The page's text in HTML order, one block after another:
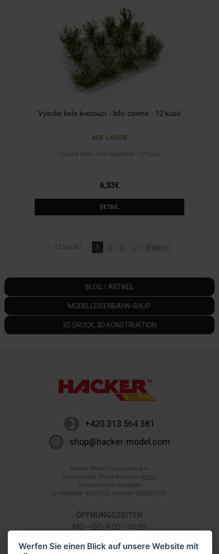
Vysoké keře kvetoucí - bílo-zelená - 12 kusů
AUF LAGER
Vysoké keře - bílo-zelenáná - 12 kusů
6,33€
DETAIL
1 - 12 aus 87 1 2 3 Weiter»
BLOG / ARTIKEL
MODELLEISENBAHN-SHOP
3D DRUCK, 3D KONSTRUKTION
+420 313 564 381
shop@hacker-model.com
Hacker Model Production a.s.
Zahradní 465, 270 54 Řevničov ( Karte )
Tschechische Republik
ID NUMMER: 63271532, Ust-IdNr: CZ63271532
ÖFFNUNGSZEITEN
MO - DO: 9:00 - 16:00
SA: nach telefonischer Vereinbarung
Werfen Sie einen Blick auf unsere Website mit